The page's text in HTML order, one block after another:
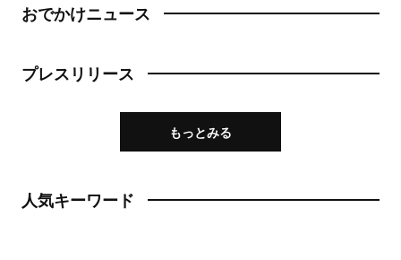
おでかけニュース
プレスリリース
もっとみる
人気キーワード